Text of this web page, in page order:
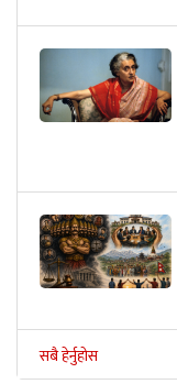
सबै हेर्नुहोस